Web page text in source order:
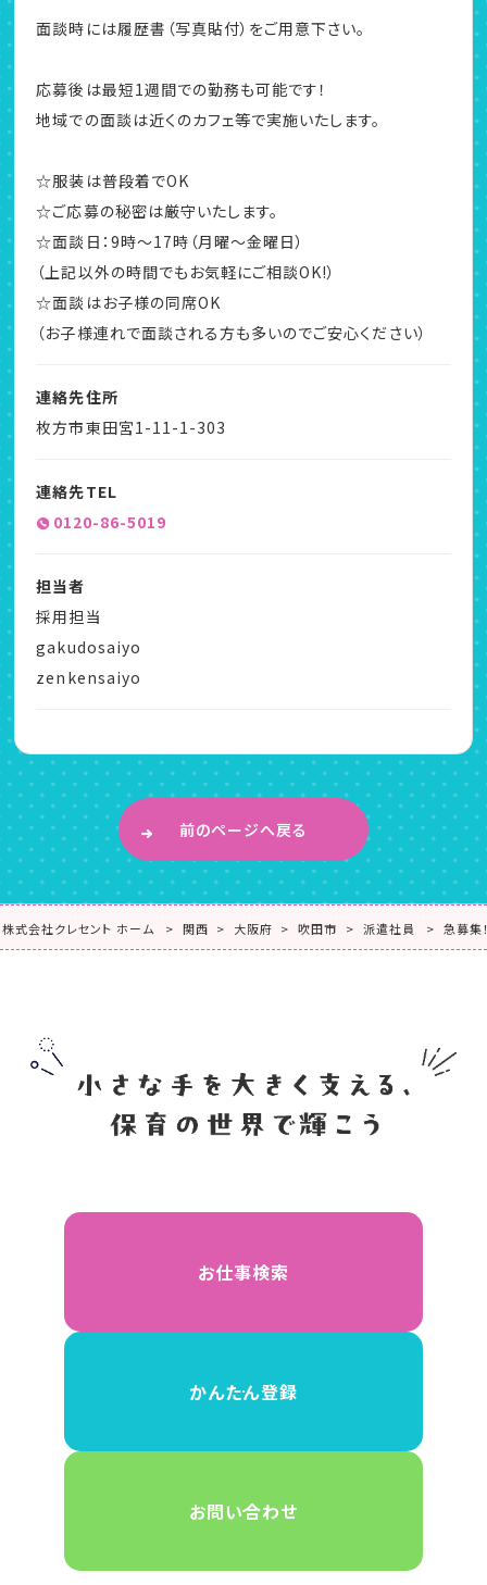
面談時には履歴書（写真貼付）をご用意下さい。
応募後は最短1週間での勤務も可能です！
地域での面談は近くのカフェ等で実施いたします。
☆服装は普段着でOK
☆ご応募の秘密は厳守いたします。
☆面談日：9時～17時（月曜～金曜日）
（上記以外の時間でもお気軽にご相談OK!）
☆面談はお子様の同席OK
（お子様連れで面談される方も多いのでご安心ください）
連絡先住所
枚方市東田宮1-11-1-303
連絡先TEL
0120-86-5019
担当者
採用担当
gakudosaiyo
zenkensaiyo
前のページへ戻る
株式会社クレセント ホーム 関西 大阪府 吹田市 派遣社員 急募集
お仕事検索
かんたん登録
お問い合わせ